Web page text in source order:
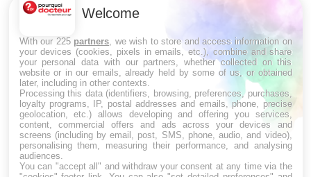
Drépanocytose : une déformation des
Maladie de Charcot (Sclérose latérale
amyotrophique)
Welcome
With our 225 partners , we wish to store and access information on
your devices (cookies, pixels in emails, etc.), combine and share
your personal data with our partners, whether collected on this
website or in our emails, already held by some of us, or obtained
later, including in other contexts.
Processing this data (identifiers, browsing, preferences, purchases,
loyalty programs, IP, postal addresses and emails, phone, precise
geolocation, etc.) allows developing and offering you services,
content, commercial offers and ads across your devices and
screens (including by email, post, SMS, phone, audio, and video),
personalising them, measuring their performance, and analysing
audiences.
You can "accept all" and withdraw your consent at any time via the